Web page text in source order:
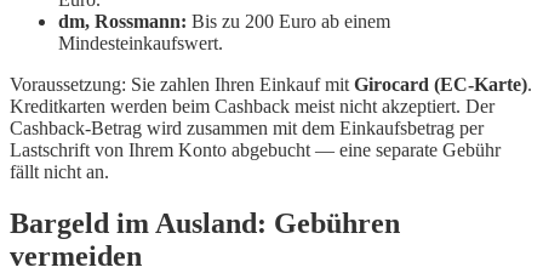
dm, Rossmann: Bis zu 200 Euro ab einem
Mindesteinkaufswert.
Voraussetzung: Sie zahlen Ihren Einkauf mit Girocard (EC-Karte).
Kreditkarten werden beim Cashback meist nicht akzeptiert. Der
Cashback-Betrag wird zusammen mit dem Einkaufsbetrag per
Lastschrift von Ihrem Konto abgebucht — eine separate Gebühr
fällt nicht an.
Bargeld im Ausland: Gebühren
vermeiden